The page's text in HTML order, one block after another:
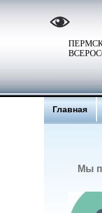
Главная
Мы